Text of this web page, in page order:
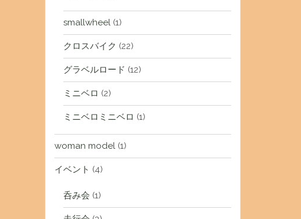
smallwheel (1)
クロスバイク (22)
グラベルロード (12)
ミニベロ (2)
ミニベロミニベロ (1)
woman model (1)
イベント (4)
呑み会 (1)